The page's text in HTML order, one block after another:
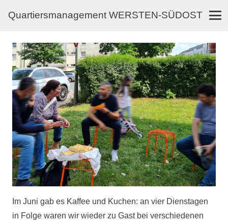
Quartiersmanagement WERSTEN-SÜDOST
Im Juni gab es Kaffee und Kuchen: an vier Dienstagen
in Folge waren wir wieder zu Gast bei verschiedenen